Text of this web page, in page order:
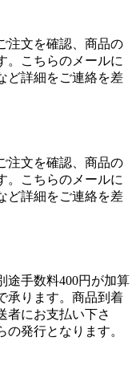
注文を確認、商品の
。こちらのメールに
ど詳細をご連絡を差
注文を確認、商品の
。こちらのメールに
ど詳細をご連絡を差
途手数料400円が加算
承ります。商品到着
者にお支払い下さ
発行となります。